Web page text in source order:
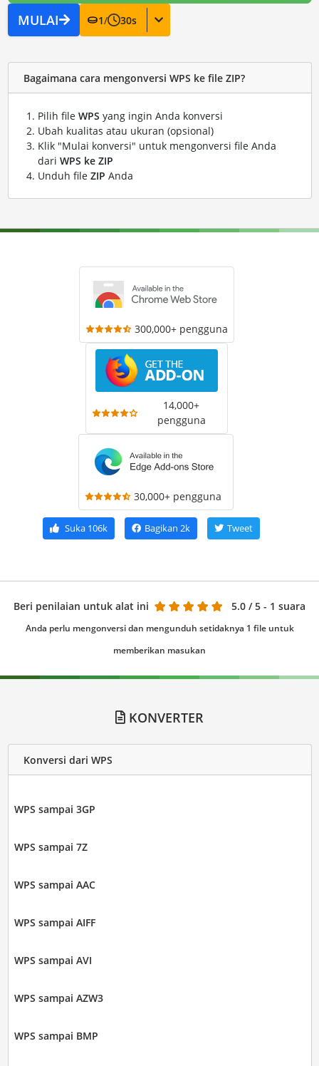
MULAI 1/ 30s
Bagaimana cara mengonversi WPS ke file ZIP?
Pilih file WPS yang ingin Anda konversi
Ubah kualitas atau ukuran (opsional)
Klik "Mulai konversi" untuk mengonversi file Anda
dari WPS ke ZIP
Unduh file ZIP Anda
300,000+ pengguna
14,000+
pengguna
30,000+ pengguna
Suka106k Bagikan 2k Tweet
Beri penilaian untuk alat ini 5.0 / 5 - 1 suara
Anda perlu mengonversi dan mengunduh setidaknya 1 file untuk
memberikan masukan
KONVERTER
Konversi dari WPS
WPS sampai 3GP
WPS sampai 7Z
WPS sampai AAC
WPS sampai AIFF
WPS sampai AVI
WPS sampai AZW3
WPS sampai BMP